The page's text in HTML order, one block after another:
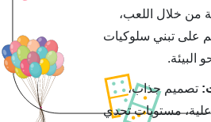
من خلال اللعب،
على تبني سلوكيات
البيئة.
تصميم جذاب،
مستويات تحدي